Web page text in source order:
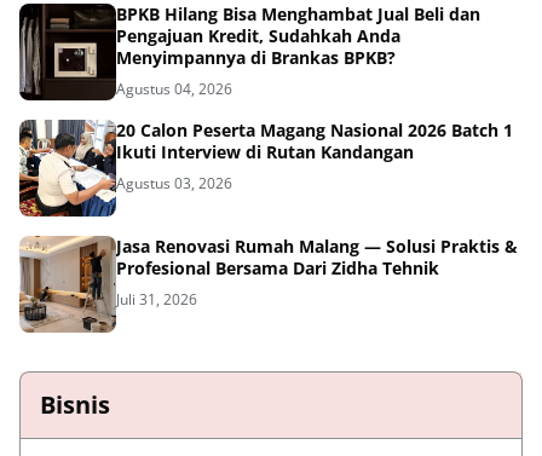
BPKB Hilang Bisa Menghambat Jual Beli dan
Pengajuan Kredit, Sudahkah Anda
Menyimpannya di Brankas BPKB?
Agustus 04, 2026
20 Calon Peserta Magang Nasional 2026 Batch 1
Ikuti Interview di Rutan Kandangan
Agustus 03, 2026
Jasa Renovasi Rumah Malang — Solusi Praktis &
Profesional Bersama Dari Zidha Tehnik
Juli 31, 2026
Bisnis